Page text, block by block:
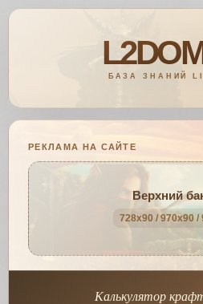
РЕКЛАМА НА САЙТЕ
Верхний
728x90 / 970x90 /
Калькулятор